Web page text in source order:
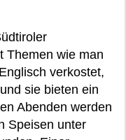
Themen wie man
verkostet,
sie bieten ein
Abenden werden
Speisen unter